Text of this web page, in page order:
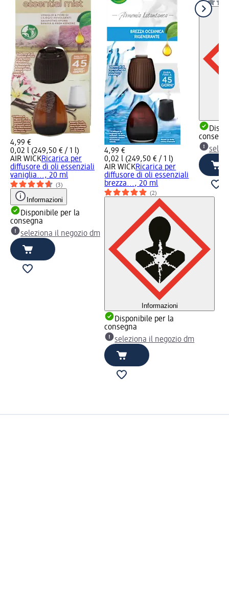
4,99 €
0,02 l (249,50 € / 1 l)
AIR WICKRicarica per
diffusore di oli essenziali
vaniglia..., 20 ml
(3)
Informazioni
Disponibile per la
consegna
seleziona il negozio dm
4,99 €
0,02 l (249,50 € / 1 l)
AIR WICKRicarica per
diffusore di oli essenziali
brezza..., 20 ml
(2)
Informazioni
Disponibile per la
consegna
seleziona il negozio dm